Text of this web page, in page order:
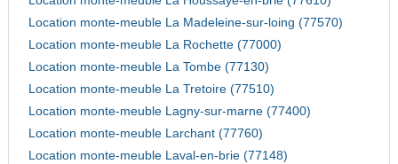
Location monte-meuble La Madeleine-sur-loing (77570)
Location monte-meuble La Rochette (77000)
Location monte-meuble La Tombe (77130)
Location monte-meuble La Tretoire (77510)
Location monte-meuble Lagny-sur-marne (77400)
Location monte-meuble Larchant (77760)
Location monte-meuble Laval-en-brie (77148)